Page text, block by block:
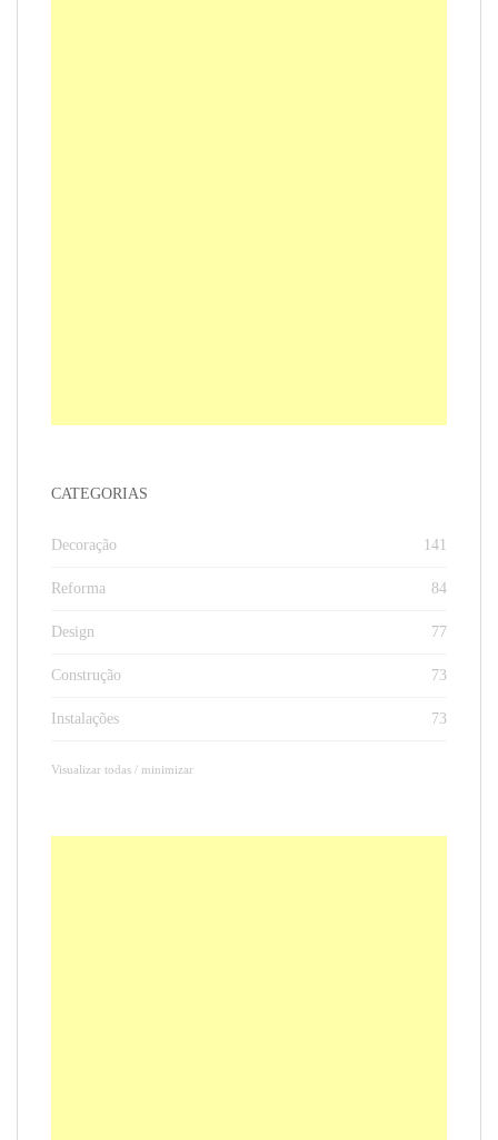
CATEGORIAS
Decoração 141
Reforma 84
Design 77
Construção 73
Instalações 73
Visualizar todas / minimizar